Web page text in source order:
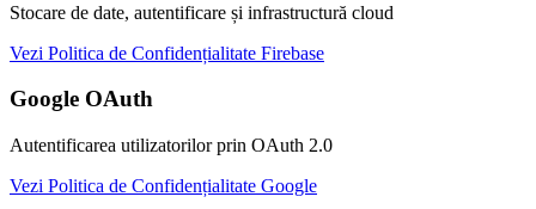
Stocare de date, autentificare și infrastructură cloud
Vezi Politica de Confidențialitate Firebase
Google OAuth
Autentificarea utilizatorilor prin OAuth 2.0
Vezi Politica de Confidențialitate Google